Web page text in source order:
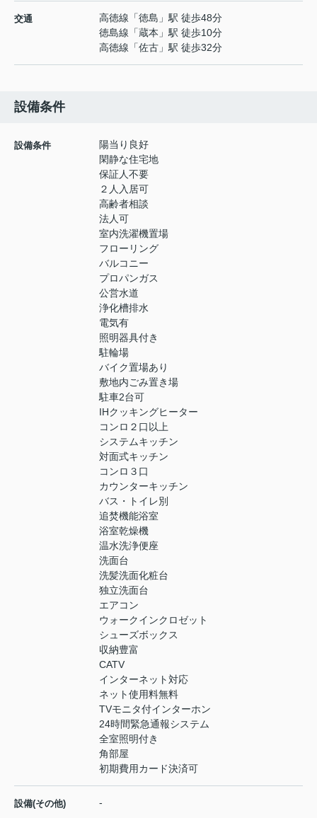
交通 高徳線 「徳島 」駅 徒歩48分
徳島線 「蔵本 」駅 徒歩10分
高徳線 「佐古 」駅 徒歩32分
設備条件
設備条件
陽当り良好
閑静な住宅地
保証人不要
２人入居可
高齢者相談
法人可
室内洗濯機置場
フローリング
バルコニー
プロパンガス
公営水道
浄化槽排水
電気有
照明器具付き
駐輪場
バイク置場あり
敷地内ごみ置き場
駐車2台可
IHクッキングヒーター
コンロ２口以上
システムキッチン
対面式キッチン
コンロ３口
カウンターキッチン
バス・トイレ別
追焚機能浴室
浴室乾燥機
温水洗浄便座
洗面台
洗髪洗面化粧台
独立洗面台
エアコン
ウォークインクロゼット
シューズボックス
収納豊富
CATV
インターネット対応
ネット使用料無料
TVモニタ付インターホン
24時間緊急通報システム
全室照明付き
角部屋
初期費用カード決済可
設備(その他) -